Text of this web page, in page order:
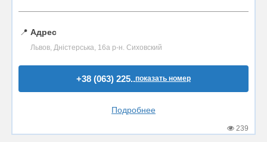
📍 Адрес
Львов, Дністерська, 16а р-н. Сиховский
+38 (063) 225..показать номер
Подробнее
239